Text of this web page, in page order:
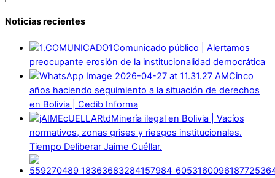
Noticias recientes
Comunicado público | Alertamos
preocupante erosión de la institucionalidad democrática
Cinco
años haciendo seguimiento a la situación de derechos
en Bolivia | Cedib Informa
Minería ilegal en Bolivia | Vacíos
normativos, zonas grises y riesgos institucionales.
Tiempo Deliberar Jaime Cuéllar.